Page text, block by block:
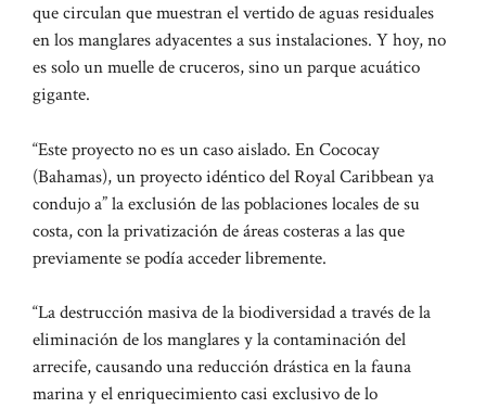
que circulan que muestran el vertido de aguas residuales
en los manglares adyacentes a sus instalaciones. Y hoy, no
es solo un muelle de cruceros, sino un parque acuático
gigante.
“Este proyecto no es un caso aislado. En Cococay
(Bahamas), un proyecto idéntico del Royal Caribbean ya
condujo a” la exclusión de las poblaciones locales de su
costa, con la privatización de áreas costeras a las que
previamente se podía acceder libremente.
“La destrucción masiva de la biodiversidad a través de la
eliminación de los manglares y la contaminación del
arrecife, causando una reducción drástica en la fauna
marina y el enriquecimiento casi exclusivo de lo